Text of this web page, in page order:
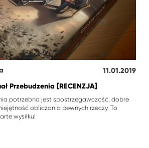
11.01.2019
Przebudzenia [RECENZJA]
potrzebna jest spostrzegawczość, dobre
obliczania pewnych rzeczy. To
wysiłku!